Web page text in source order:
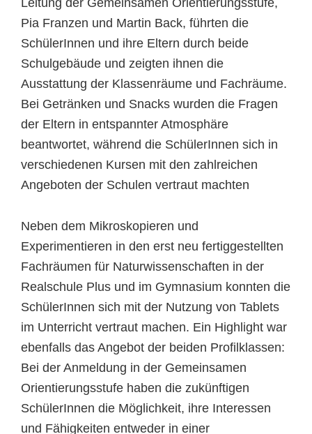
Leitung der Gemeinsamen Orientierungsstufe,
Pia Franzen und Martin Back, führten die
SchülerInnen und ihre Eltern durch beide
Schulgebäude und zeigten ihnen die
Ausstattung der Klassenräume und Fachräume.
Bei Getränken und Snacks wurden die Fragen
der Eltern in entspannter Atmosphäre
beantwortet, während die SchülerInnen sich in
verschiedenen Kursen mit den zahlreichen
Angeboten der Schulen vertraut machten
Neben dem Mikroskopieren und
Experimentieren in den erst neu fertiggestellten
Fachräumen für Naturwissenschaften in der
Realschule Plus und im Gymnasium konnten die
SchülerInnen sich mit der Nutzung von Tablets
im Unterricht vertraut machen. Ein Highlight war
ebenfalls das Angebot der beiden Profilklassen:
Bei der Anmeldung in der Gemeinsamen
Orientierungsstufe haben die zukünftigen
SchülerInnen die Möglichkeit, ihre Interessen
und Fähigkeiten entweder in einer